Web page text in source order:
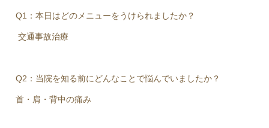
Q1：本日はどのメニューをうけられましたか？
交通事故治療
Q2：当院を知る前にどんなことで悩んでいましたか？
首・肩・背中の痛み